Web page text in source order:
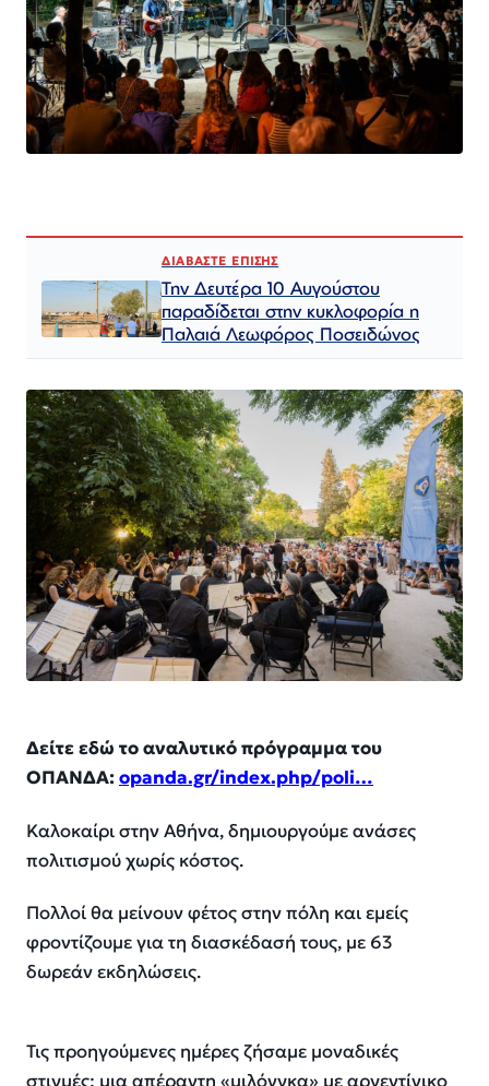
ΔΙΑΒΑΣΤΕ ΕΠΙΣΗΣ
Την Δευτέρα 10 Αυγούστου
παραδίδεται στην κυκλοφορία η
Παλαιά Λεωφόρος Ποσειδώνος
Δείτε εδώ το αναλυτικό πρόγραμμα του
ΟΠΑΝΔΑ:opanda.gr/index.php/poli…
Καλοκαίρι στην Αθήνα, δημιουργούμε ανάσες
πολιτισμού χωρίς κόστος.
Πολλοί θα μείνουν φέτος στην πόλη και εμείς
φροντίζουμε για τη διασκέδασή τους, με 63
δωρεάν εκδηλώσεις.
Τις προηγούμενες ημέρες ζήσαμε μοναδικές